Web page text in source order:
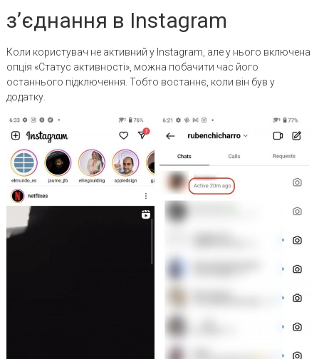
з’єднання в Instagram
Коли користувач не активний у Instagram, але у нього включена
опція «Статус активності», можна побачити час його
останнього підключення. Тобто востаннє, коли він був у
додатку.